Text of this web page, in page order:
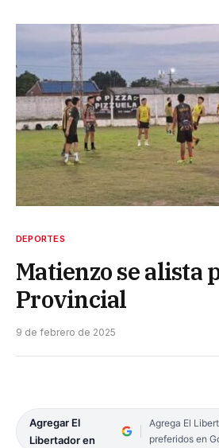
DEPORTES
Matienzo se alista
Provincial
9 de febrero de 2025
Agregar El
Libertador en
Agrega El
preferidos en